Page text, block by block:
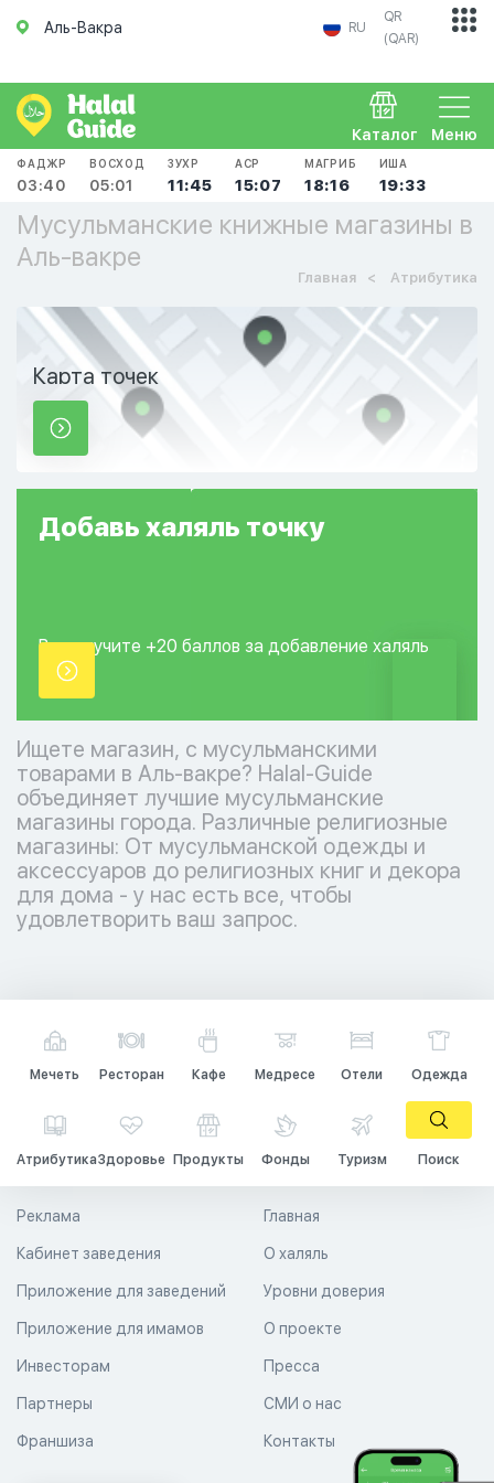
Аль-Вакра RU
QR
(QAR)
Меню
Каталог
ФАДЖР
03:40
ВОСХОД
05:01
ЗУХР
11:45
АСР
15:07
МАГРИБ
18:16
ИША
19:33
Мусульманские книжные магазины в
Аль-вакре
Главная Атрибутика
Карта точек
Добавь халяль точку
Вы получите +20 баллов за добавление халяль
точки.
Ищете магазин, с мусульманскими
товарами в Аль-вакре? Halal-Guide
объединяет лучшие мусульманские
магазины города. Различные религиозные
магазины: От мусульманской одежды и
аксессуаров до религиозных книг и декора
для дома - у нас есть все, чтобы
удовлетворить ваш запрос.
Мечеть Ресторан Кафе Медресе Отели Одежда
АтрибутикаЗдоровье Продукты Фонды Туризм Поиск
Главная
О халяль
Уровни доверия
Реклама
Кабинет заведения
Приложение для заведений
Приложение для имамов О проекте
Пресса
СМИ о нас
Контакты
Инвесторам
Партнеры
Франшиза